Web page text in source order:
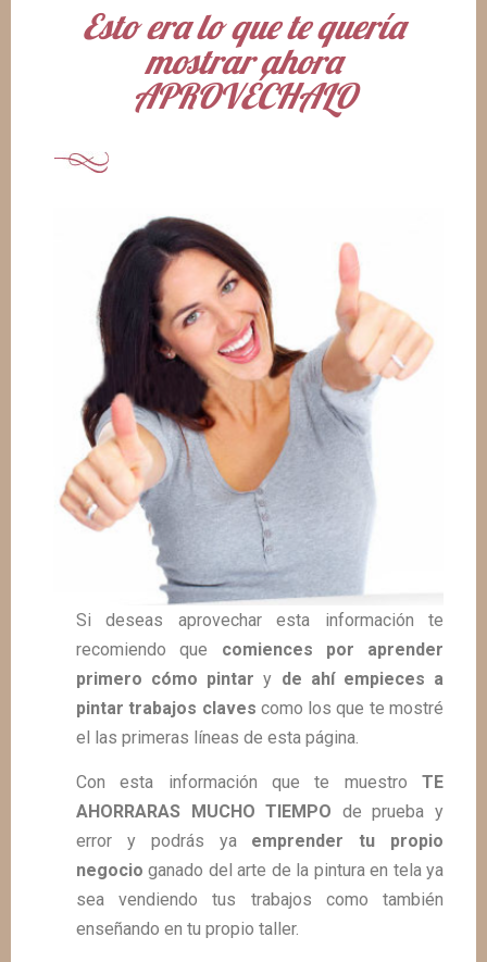
Esto era lo que te quería
mostrar ahora
APROVÉCHALO
Si deseas aprovechar esta información te
recomiendo que comiences por aprender
primero cómo pintar y de ahí empieces a
pintar trabajos claves como los que te mostré
el las primeras líneas de esta página.
Con esta información que te muestro TE
AHORRARAS MUCHO TIEMPO de prueba y
error y podrás ya emprender tu propio
negocio ganado del arte de la pintura en tela ya
sea vendiendo tus trabajos como también
enseñando en tu propio taller.